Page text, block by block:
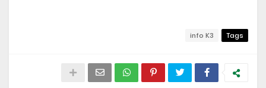
Tags
info K3